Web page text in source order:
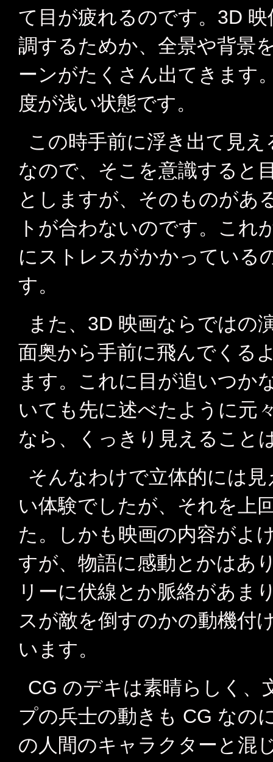
て目が疲れるのです。3D
調するためか、全景や背景
ーンがたくさん出てきます
度が浅い状態です。
この時手前に浮き出て見
なので、そこを意識すると
としますが、そのものがあ
トが合わないのです。これ
にストレスがかかっている
す。
また、3D 映画ならではの
面奥から手前に飛んでくる
ます。これに目が追いつか
いても先に述べたように元
なら、くっきり見えること
そんなわけで立体的には
い体験でしたが、それを上
た。しかも映画の内容がよ
すが、物語に感動とかはあ
リーに伏線とか脈絡があま
スが敵を倒すのかの動機付
います。
CG のデキは素晴らしく、
プの兵士の動きも CG なの
の人間のキャラクターと混